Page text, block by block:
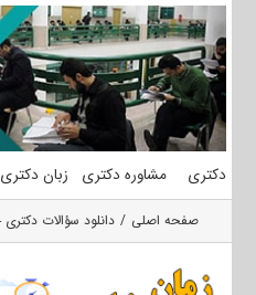
محتوا
دکتری مشاوره دکتری زبان دکتری
صفحه اصلی دانلود سؤالات دکتری 94